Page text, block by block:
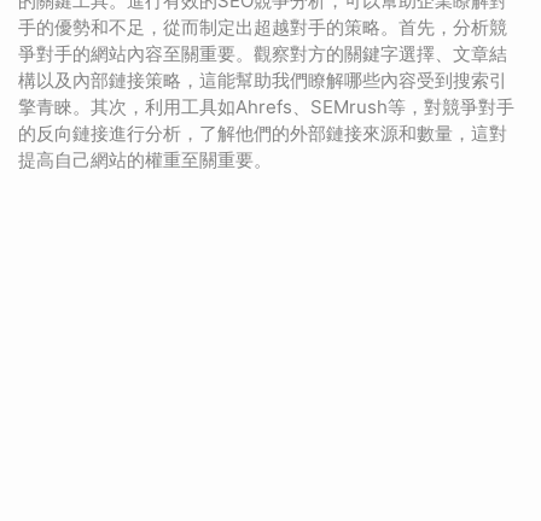
手的優勢和不足，從而制定出超越對手的策略。首先，分析競
爭對手的網站內容至關重要。觀察對方的關鍵字選擇、文章結
構以及內部鏈接策略，這能幫助我們瞭解哪些內容受到搜索引
擎青睞。其次，利用工具如Ahrefs、SEMrush等，對競爭對手
的反向鏈接進行分析，了解他們的外部鏈接來源和數量，這對
提高自己網站的權重至關重要。